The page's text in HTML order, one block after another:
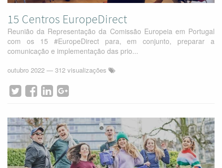
15 Centros EuropeDirect
Reunião da Representação da Comissão Europeia em Portugal
com os 15 #EuropeDirect para, em conjunto, preparar a
comunicação e implementação das prio...
outubro 2022 — 312 visualizações